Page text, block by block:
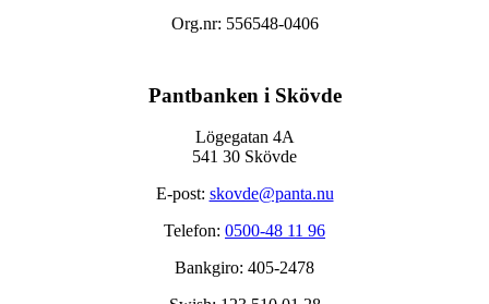
Org.nr: 556548-0406
Pantbanken i Skövde
Lögegatan 4A
541 30 Skövde
E-post: skovde@panta.nu
Telefon: 0500-48 11 96
Bankgiro: 405-2478